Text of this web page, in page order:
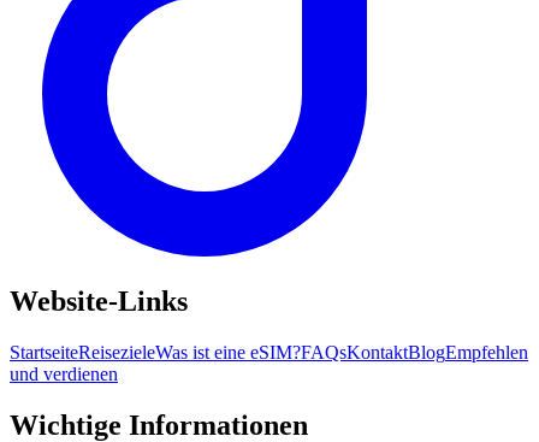
Website-Links
StartseiteReisezieleWas ist eine eSIM?FAQsKontaktBlogEmpfehlen
und verdienen
Wichtige Informationen